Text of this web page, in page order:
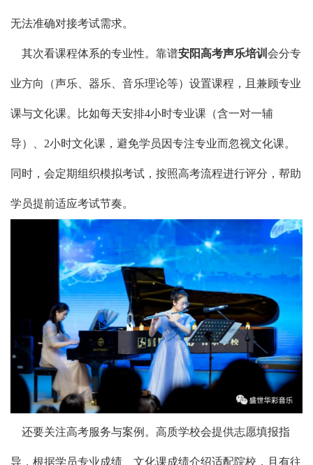
无法准确对接考试需求。
其次看课程体系的专业性。靠谱安阳高考声乐培训 会分专
业方向（声乐、器乐、音乐理论等）设置课程，且兼顾专业
课与文化课。比如每天安排4小时专业课（含一对一辅
导）、2小时文化课，避免学员因专注专业而忽视文化课。
同时，会定期组织模拟考试，按照高考流程进行评分，帮助
学员提前适应考试节奏。
还要关注高考服务与案例。高质学校会提供志愿填报指
导，根据学员专业成绩、文化课成绩介绍适配院校，且有往